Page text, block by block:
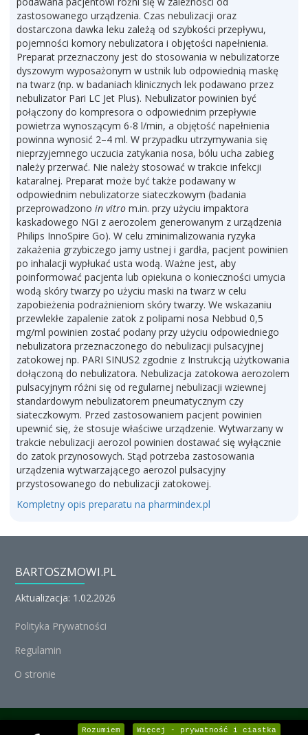
zastosowanego urządzenia. Czas nebulizacji oraz
dostarczona dawka leku zależą od szybkości przepływu,
pojemności komory nebulizatora i objętości napełnienia.
Preparat przeznaczony jest do stosowania w nebulizatorze
dyszowym wyposażonym w ustnik lub odpowiednią maskę
na twarz (np. w badaniach klinicznych lek podawano przez
nebulizator Pari LC Jet Plus). Nebulizator powinien być
połączony do kompresora o odpowiednim przepływie
powietrza wynoszącym 6-8 l/min, a objętość napełnienia
powinna wynosić 2–4 ml. W przypadku utrzymywania się
nieprzyjemnego uczucia zatykania nosa, bólu ucha zabieg
należy przerwać. Nie należy stosować w trakcie infekcji
kataralnej. Preparat może być także podawany w
odpowiednim nebulizatorze siateczkowym (badania
przeprowadzono in vitro m.in. przy użyciu impaktora
kaskadowego NGI z aerozolem generowanym z urządzenia
Philips InnoSpire Go). W celu zminimalizowania ryzyka
zakażenia grzybiczego jamy ustnej i gardła, pacjent powinien
po inhalacji wypłukać usta wodą. Ważne jest, aby
poinformować pacjenta lub opiekuna o konieczności umycia
wodą skóry twarzy po użyciu maski na twarz w celu
zapobieżenia podrażnieniom skóry twarzy. We wskazaniu
przewlekłe zapalenie zatok z polipami nosa Nebbud 0,5
mg/ml powinien zostać podany przy użyciu odpowiedniego
nebulizatora przeznaczonego do nebulizacji pulsacyjnej
zatokowej np. PARI SINUS2 zgodnie z Instrukcją użytkowania
dołączoną do nebulizatora. Nebulizacja zatokowa aerozolem
pulsacyjnym różni się od regularnej nebulizacji wziewnej
standardowym nebulizatorem pneumatycznym czy
siateczkowym. Przed zastosowaniem pacjent powinien
upewnić się, że stosuje właściwe urządzenie. Wytwarzany w
trakcie nebulizacji aerozol powinien dostawać się wyłącznie
do zatok przynosowych. Stąd potrzeba zastosowania
urządzenia wytwarzającego aerozol pulsacyjny
przystosowanego do nebulizacji zatokowej.
Kompletny opis preparatu na pharmindex.pl
BARTOSZMOWI.PL
Aktualizacja: 1.02.2026
Polityka Prywatności
Regulamin
O stronie
© Michał Nedoszytko 2026, Wszystkie prawa zastrzeżone.
Rozumiem Więcej - prywatność i ciastka